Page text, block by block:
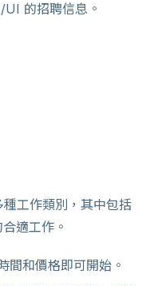
的招聘信息。
工作類別，其中包括
適工作。
間和價格即可開始。